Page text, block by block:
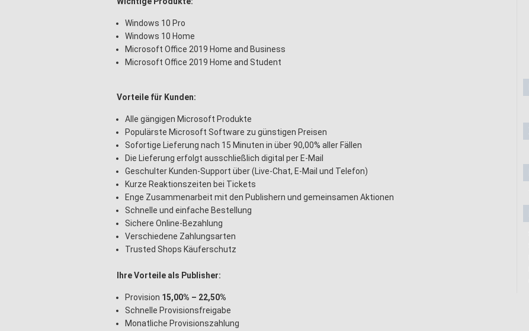
Windows 10 Pro
Windows 10 Home
Microsoft Office 2019 Home and Business
Microsoft Office 2019 Home and Student
Vorteile für Kunden:
Alle gängigen Microsoft Produkte
Populärste Microsoft Software zu günstigen Preisen
Sofortige Lieferung nach 15 Minuten in über 90,00% aller Fällen
Die Lieferung erfolgt ausschließlich digital per E-Mail
Geschulter Kunden-Support über (Live-Chat, E-Mail und Telefon)
Kurze Reaktionszeiten bei Tickets
Enge Zusammenarbeit mit den Publishern und gemeinsamen Aktionen
Schnelle und einfache Bestellung
Sichere Online-Bezahlung
Verschiedene Zahlungsarten
Trusted Shops Käuferschutz
Ihre Vorteile als Publisher:
Provision 15,00% – 22,50%
Schnelle Provisionsfreigabe
Monatliche Provisionszahlung